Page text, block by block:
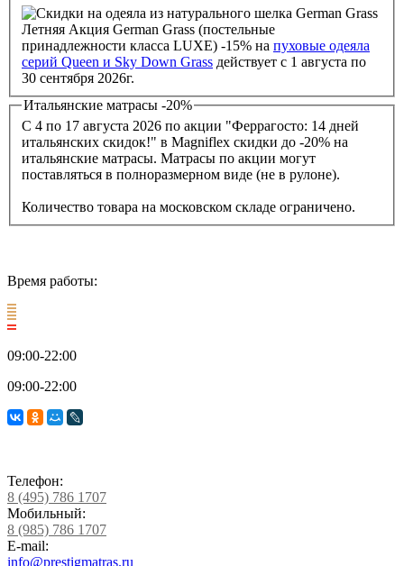
Летняя Акция German Grass (постельные
принадлежности класса LUXE) -15% на пуховые одеяла
серий Queen и Sky Down Grass действует с 1 августа по
30 сентября 2026г.
Итальянские матрасы -20%
С 4 по 17 августа 2026 по акции "Феррагосто: 14 дней
итальянских скидок!" в Magniflex скидки до -20% на
итальянские матрасы. Матрасы по акции могут
поставляться в полноразмерном виде (не в рулоне).
Количество товара на московском складе ограничено.
Время работы:
09:00-22:00
09:00-22:00
Телефон:
8 (495) 786 1707
Мобильный:
8 (985) 786 1707
E-mail:
info@prestigmatras.ru